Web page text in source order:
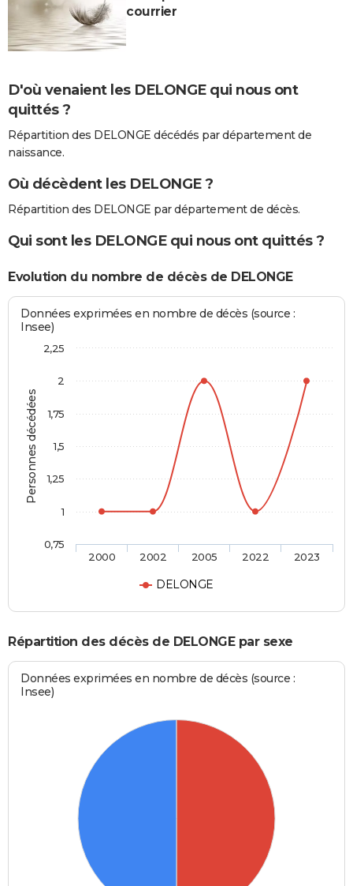
courrier
D'où venaient les DELONGE qui nous ont
quittés ?
Répartition des DELONGE décédés par département de
naissance.
Où décèdent les DELONGE ?
Répartition des DELONGE par département de décès.
Qui sont les DELONGE qui nous ont quittés ?
Evolution du nombre de décès de DELONGE
Personnes décédées
Données exprimées en nombre de décès (source :
Insee)
DELONGE
2000 2002 2005 2022 2023
0,75
1
1,25
1,5
1,75
2
2,25
Répartition des décès de DELONGE par sexe
Données exprimées en nombre de décès (source :
Insee)